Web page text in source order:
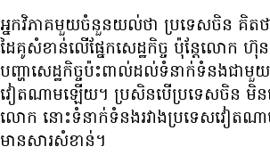
អ្នក​វិភាគ​មួយ​ចំនួន​យល់​ថា ប្រទេស​ចិន គិត​ថា
ដៃគូ​សំខាន់​លើ​ផ្នែក​សេដ្ឋកិច្ច ប៉ុន្តែ​លោក ហ៊ុ
បញ្ហា​សេដ្ឋកិច្ច​ប៉ះពាល់​ដល់​ទំនាក់ទំនង​ជាមួ
វៀតណាម​ឡើយ។ ប្រសិន​បើ​ប្រទេស​ចិន មិន​
លោក នោះ​ទំនាក់​ទំនង​រវាង​ប្រទេស​វៀតណ
មាន​សារសំខាន់។